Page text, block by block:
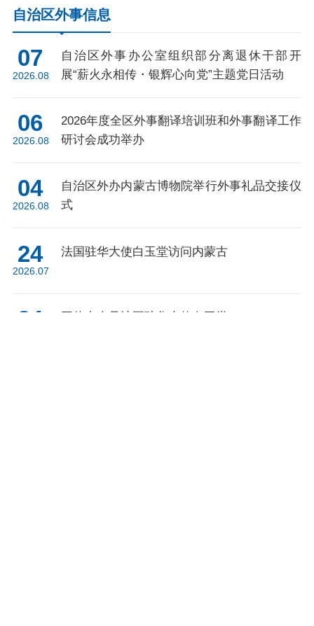
自治区外事信息
07
2026.08
自治区外事办公室组织部分离退休干部开
展“薪火永相传・银辉心向党”主题党日活动
06
2026.08
2026年度全区外事翻译培训班和外事翻译工作
研讨会成功举办
04
2026.08
自治区外办内蒙古博物院举行外事礼品交接仪
式
24
2026.07
法国驻华大使白玉堂访问内蒙古
24 王伟中会见法国驻华大使白玉堂